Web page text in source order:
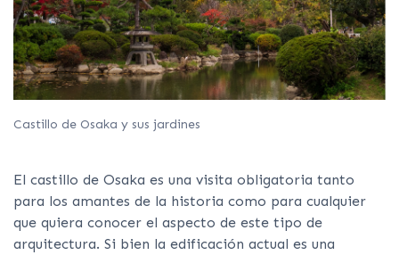
Castillo de Osaka y sus jardines
El castillo de Osaka es una visita obligatoria tanto
para los amantes de la historia como para cualquier
que quiera conocer el aspecto de este tipo de
arquitectura. Si bien la edificación actual es una